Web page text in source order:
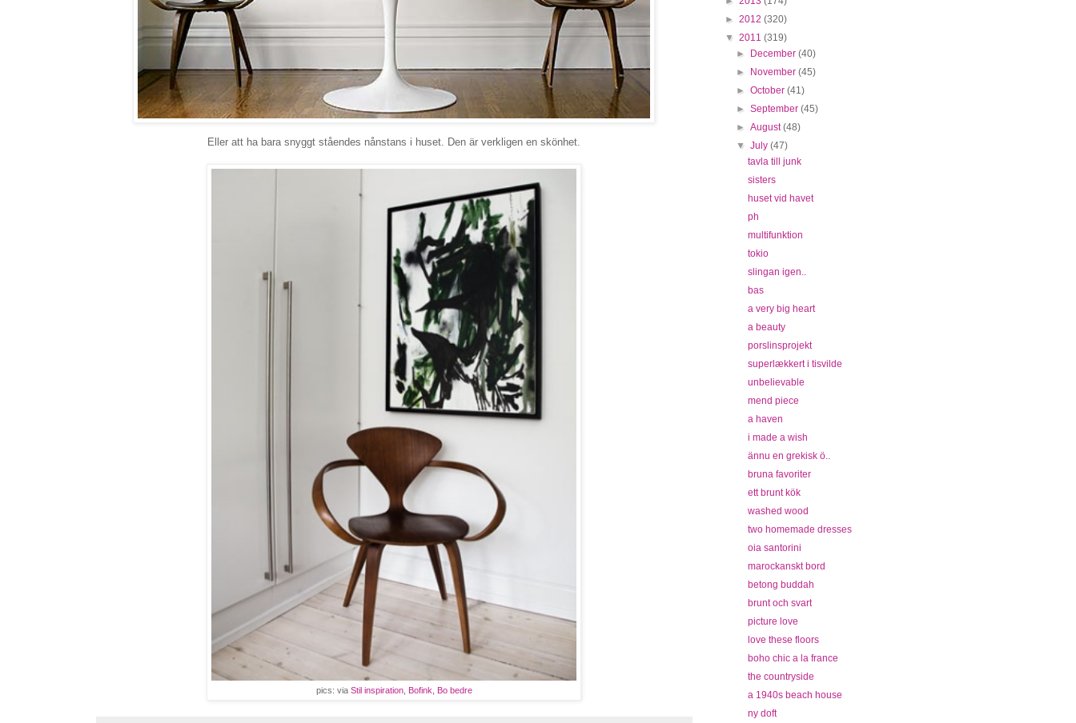
Eller att ha bara snyggt ståendes nånstans i huset. Den är verkligen en skönhet.
pics: via Stil inspiration, Bofink, Bo bedre
► 2012 (320)
▼ 2011 (319)
►
December (40)
►
November (45)
► October (41)
► September (45)
► August(48)
▼ July (47)
tavla till junk
sisters
huset vid havet
ph
multifunktion
tokio
slingan igen..
bas
a very big heart
a beauty
porslinsprojekt
superlækkert i tisvilde
unbelievable
mend piece
a haven
i made a wish
ännu en grekisk ö..
bruna favoriter
ett brunt kök
washed wood
two homemade dresses
oia santorini
marockanskt bord
betong buddah
brunt och svart
picture love
love these floors
boho chic a la france
the countryside
a 1940s beach house
ny doft